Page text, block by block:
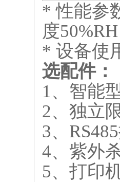
* 性能参
度50%RH
* 设备使
选配件：
1、智能
2、独立
3、
4、紫外
5、打印